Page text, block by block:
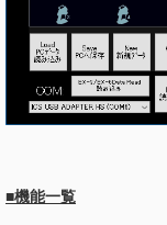
■機能一覧